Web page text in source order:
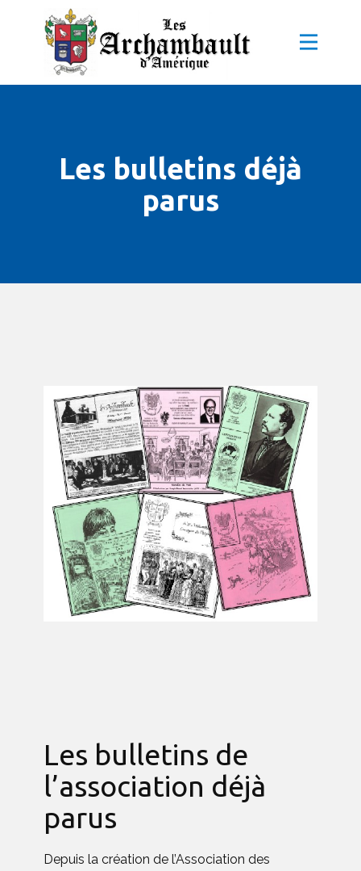
Les bulletins déjà
parus
Les bulletins de
l’association déjà
parus
Depuis la création de l’Association des